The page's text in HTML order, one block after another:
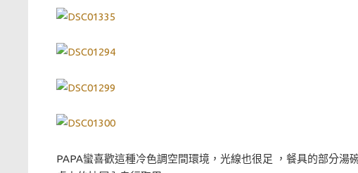
PAPA蠻喜歡這種冷色調空間環境，光線也很足 ，餐具的部分